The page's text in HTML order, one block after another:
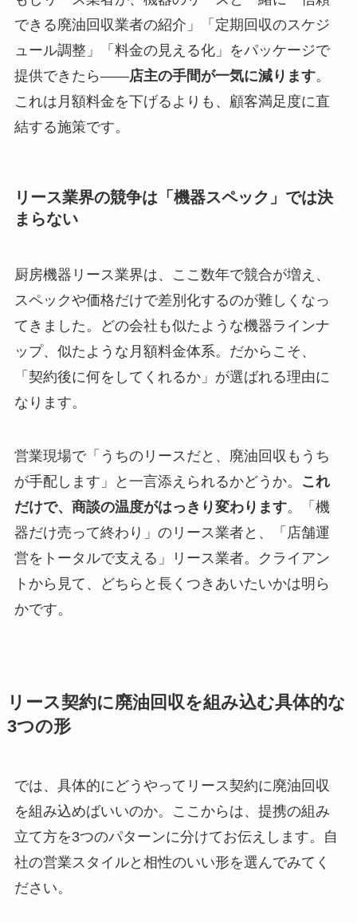
できる廃油回収業者の紹介」「定期回収のスケジ
ュール調整」「料金の見える化」をパッケージで
提供できたら——店主の手間が一気に減ります。
これは月額料金を下げるよりも、顧客満足度に直
結する施策です。
リース業界の競争は「機器スペック」では決
まらない
厨房機器リース業界は、ここ数年で競合が増え、
スペックや価格だけで差別化するのが難しくなっ
てきました。どの会社も似たような機器ラインナ
ップ、似たような月額料金体系。だからこそ、
「契約後に何をしてくれるか」が選ばれる理由に
なります。
営業現場で「うちのリースだと、廃油回収もうち
が手配します」と一言添えられるかどうか。
これ
だけで、商談の温度がはっきり変わります。「機
器だけ売って終わり」のリース業者と、「店舗運
営をトータルで支える」リース業者。クライアン
トから見て、どちらと長くつきあいたいかは明ら
かです。
リース契約に廃油回収を組み込む具体的な
3つの形
では、具体的にどうやってリース契約に廃油回収
を組み込めばいいのか。ここからは、提携の組み
立て方を3つのパターンに分けてお伝えします。自
社の営業スタイルと相性のいい形を選んでみてく
ださい。